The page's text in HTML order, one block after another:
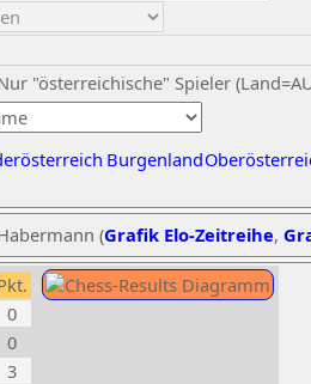
"österreichische" Spieler
Burgenland
(Grafik Elo-Zeitreihe,
0
0
3